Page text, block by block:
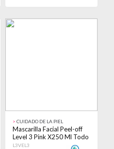
> CUIDADO DE LA PIEL
Mascarilla Facial Peel-off
Level 3 Pink X250 Ml Todo
Tipo De Piel
L3VEL3